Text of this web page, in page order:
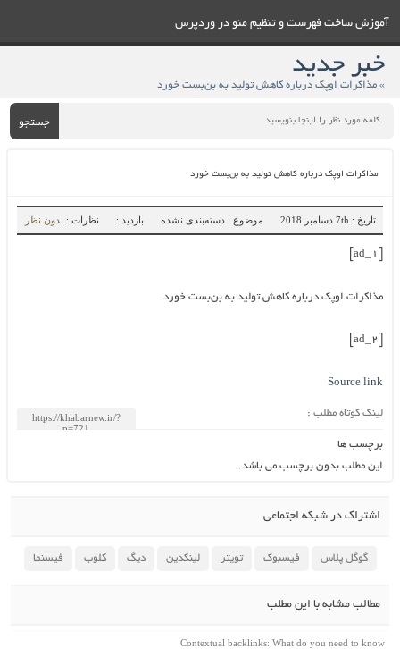
آموزش ساخت فهرست و تنظيم منو در وردپرس
خبر جدید
» مذاکرات اوپک درباره کاهش تولید به بن‌بست خورد
جستجو
مذاکرات اوپک درباره کاهش تولید به بن‌بست خورد
تاریخ : 7th دسامبر 2018 موضوع : دسته‌بندی نشده بازدید : نظرات : بدون نظر
مذاکرات اوپک درباره کاهش تولید به بن‌بست خورد
Source link
لینک کوتاه مطلب :
برچسب ها
این مطلب بدون برچسب می باشد.
اشتراک در شبکه اجتماعی
گوگل پلاس فیسبوک تویتر لینکدین دیگ کلوب فیسنما
مطالب مشابه با این مطلب
Contextual backlinks: What do you need to know